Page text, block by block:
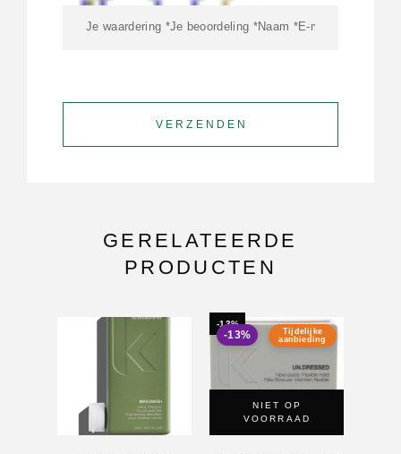
GERELATEERDE
PRODUCTEN
-13%
Tijdelijke
aanbieding
-13%
NIET OP
VOORRAAD